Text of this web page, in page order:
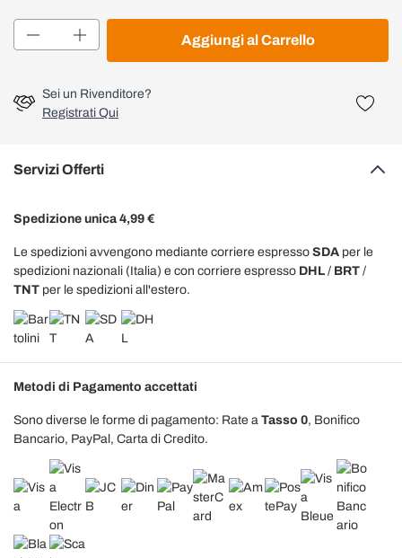
Aggiungi al Carrello
Sei un Rivenditore?
Registrati Qui
Servizi Offerti
Spedizione unica 4,99 €
Le spedizioni avvengono mediante corriere espresso SDA per le
spedizioni nazionali (Italia) e con corriere espresso DHL / BRT /
TNT per le spedizioni all'estero.
Metodi di Pagamento accettati
Sono diverse le forme di pagamento: Rate a Tasso 0, Bonifico
Bancario, PayPal, Carta di Credito.